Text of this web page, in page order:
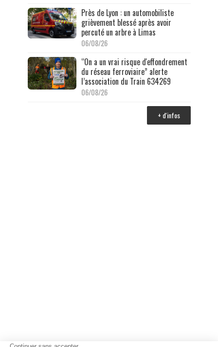
Près de Lyon : un automobiliste
grièvement blessé après avoir
percuté un arbre à Limas
06/08/26
“On a un vrai risque d'effondrement
du réseau ferroviaire” alerte
l’association du Train 634269
06/08/26
+ d'infos